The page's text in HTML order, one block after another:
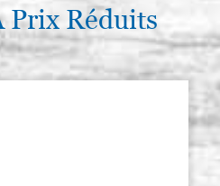
Prix Réduits